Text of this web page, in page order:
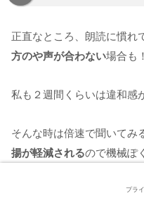
正直なところ、朗読に慣れ
方のや声が合わない場合も
私も２週間くらいは違和感
そんな時は倍速で聞いてみ
揚が軽減されるので機械ぽ
が好みの方はこの方法で一
プラ